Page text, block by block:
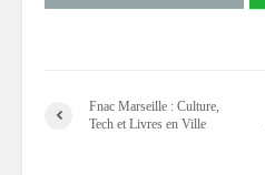
Fnac Marseille : Culture,
Tech et Livres en Ville